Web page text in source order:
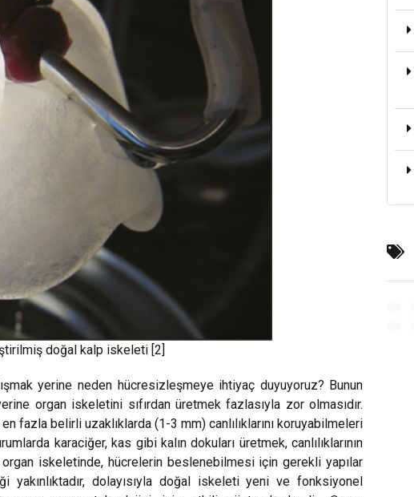
doğal kalp iskeleti [2]
yerine neden hücresizleşmeye ihtiyaç duyuyoruz? Bunun
organ iskeletini sıfırdan üretmek fazlasıyla zor olmasıdır.
fazla belirli uzaklıklarda (1-3 mm) canlılıklarını koruyabilmeleri
karaciğer, kas gibi kalın dokuları üretmek, canlılıklarının
organ iskeletinde, hücrelerin beslenebilmesi için gerekli yapılar
yakınlıktadır, dolayısıyla doğal iskeleti yeni ve fonksiyonel